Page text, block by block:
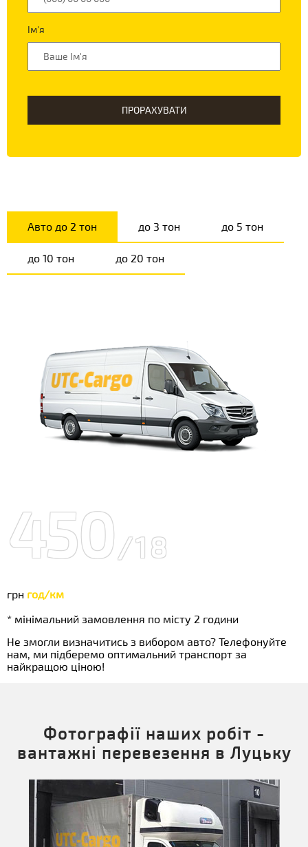
Ім'я
ПРОРАХУВАТИ
Авто до 2 тон до 3 тон до 5 тон
до 10 тон до 20 тон
450/18
грн год/км
* мінімальний замовлення по місту 2 години
Не змогли визначитись з вибором авто? Телефонуйте
нам, ми підберемо оптимальний транспорт за
найкращою ціною!
Фотографії наших робіт -
вантажні перевезення в Луцьку